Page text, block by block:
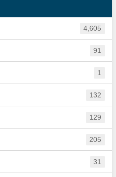
4,605
91
1
132
129
205
31